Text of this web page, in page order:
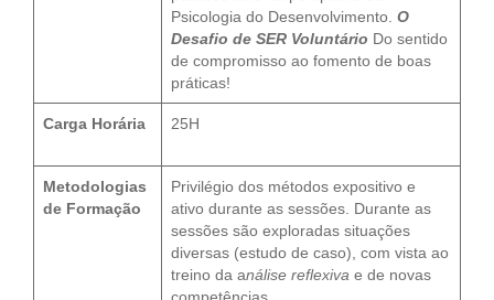
Psicologia do Desenvolvimento. O
Desafio de SER Voluntário Do sentido
de compromisso ao fomento de boas
práticas!
Carga Horária 25H
Metodologias
de Formação
Privilégio dos métodos expositivo e
ativo durante as sessões. Durante as
sessões são exploradas situações
diversas (estudo de caso), com vista ao
treino da análise reflexiva e de novas